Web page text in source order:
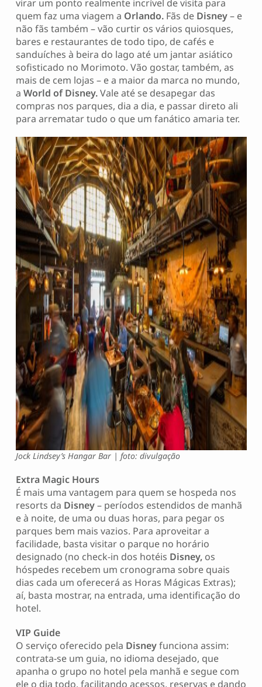
virar um ponto realmente incrível de visita para
quem faz uma viagem a Orlando.Fãs de Disney– e
não fãs também – vão curtir os vários quiosques,
bares e restaurantes de todo tipo, de cafés e
sanduíches à beira do lago até um jantar asiático
sofisticado no Morimoto. Vão gostar, também, as
mais de cem lojas – e a maior da marca no mundo,
a World of Disney.Vale até se desapegar das
compras nos parques, dia a dia, e passar direto ali
para arrematar tudo o que um fanático amaria ter.
Jock Lindsey’s Hangar Bar | foto: divulgação
Extra Magic Hours
É mais uma vantagem para quem se hospeda nos
resorts da Disney– períodos estendidos de manhã
e à noite, de uma ou duas horas, para pegar os
parques bem mais vazios. Para aproveitar a
facilidade, basta visitar o parque no horário
designado (no check-in dos hotéis Disney,os
hóspedes recebem um cronograma sobre quais
dias cada um oferecerá as Horas Mágicas Extras);
aí, basta mostrar, na entrada, uma identificação do
hotel.
VIP Guide
O serviço oferecido pela Disneyfunciona assim:
contrata-se um guia, no idioma desejado, que
apanha o grupo no hotel pela manhã e segue com
ele o dia todo, facilitando acessos, reservas e dando